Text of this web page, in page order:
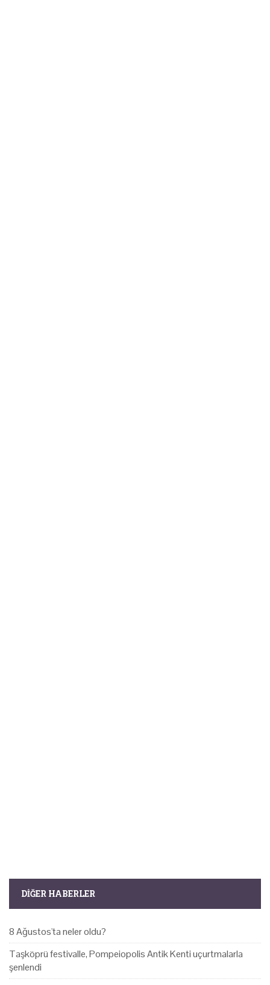
DIĞER HABERLER
8 Ağustos'ta neler oldu?
Taşköprü festivalle, Pompeiopolis Antik Kenti uçurtmalarla
şenlendi